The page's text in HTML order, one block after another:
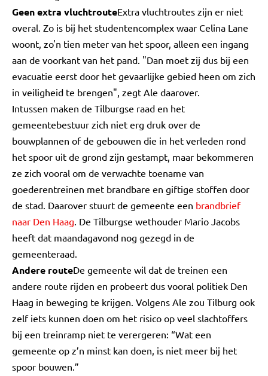
Geen extra vluchtrouteExtra vluchtroutes zijn er niet
overal. Zo is bij het studentencomplex waar Celina Lane
woont, zo'n tien meter van het spoor, alleen een ingang
aan de voorkant van het pand. "Dan moet zij dus bij een
evacuatie eerst door het gevaarlijke gebied heen om zich
in veiligheid te brengen", zegt Ale daarover.
Intussen maken de Tilburgse raad en het
gemeentebestuur zich niet erg druk over de
bouwplannen of de gebouwen die in het verleden rond
het spoor uit de grond zijn gestampt, maar bekommeren
ze zich vooral om de verwachte toename van
goederentreinen met brandbare en giftige stoffen door
de stad. Daarover stuurt de gemeente een brandbrief
naar Den Haag. De Tilburgse wethouder Mario Jacobs
heeft dat maandagavond nog gezegd in de
gemeenteraad.
Andere routeDe gemeente wil dat de treinen een
andere route rijden en probeert dus vooral politiek Den
Haag in beweging te krijgen. Volgens Ale zou Tilburg ook
zelf iets kunnen doen om het risico op veel slachtoffers
bij een treinramp niet te verergeren: “Wat een
gemeente op z’n minst kan doen, is niet meer bij het
spoor bouwen.”